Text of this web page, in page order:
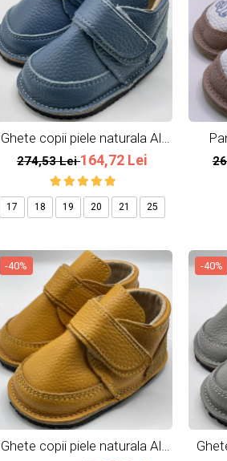
Ghete copii piele naturala All
Blue
274,53 Lei164,72 Lei
17 18 19 20 21 25
-40%
Ghete copii piele naturala All
-40%